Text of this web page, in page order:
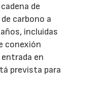
de
carbono a
incluidas
conexión
en
prevista para